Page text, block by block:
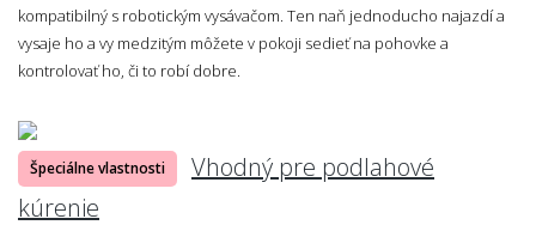
kompatibilný s robotickým vysávačom. Ten naň jednoducho najazdí a
vysaje ho a vy medzitým môžete v pokoji sedieť na pohovke a
kontrolovať ho, či to robí dobre.
Špeciálne vlastnosti
Vhodný pre podlahové
kúrenie